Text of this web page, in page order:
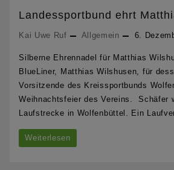
Landessportbund ehrt
Kai Uwe Ruf Allgemein 6.
Silberne Ehrennadel für Matthias
BlueLiner, Matthias Wilshusen, für
Vorsitzende des Kreissportbunds
Weihnachtsfeier des Vereins. Schäfer
Laufstrecke in Wolfenbüttel. Ein
Landessportbund
Weiterlesen